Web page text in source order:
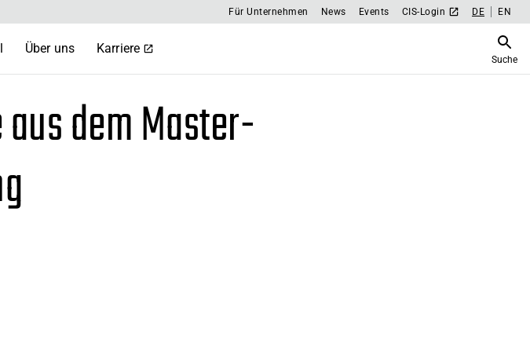
Für Unternehmen News Events CIS-Login DE EN
Über uns Karriere
Suche
dem Master-